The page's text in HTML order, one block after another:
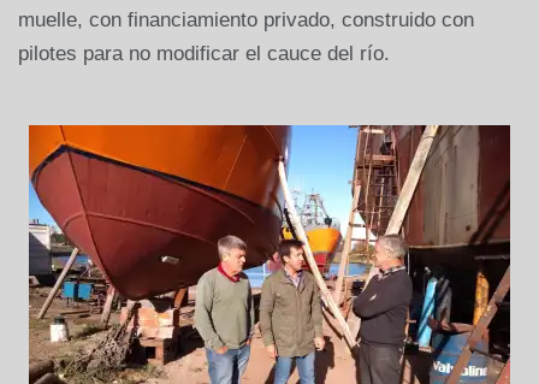
muelle, con financiamiento privado, construido con
pilotes para no modificar el cauce del río.